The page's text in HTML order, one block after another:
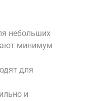
небольших
минимум
для
и